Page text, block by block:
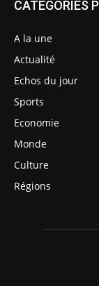
CATÉGORIES
A la une
Actualité
Echos du jour
Sports
Economie
Monde
Culture
Régions